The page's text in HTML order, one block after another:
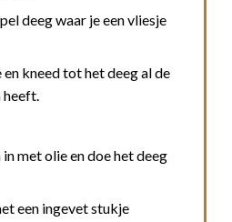
deeg waar je een vliesje
kneed tot het deeg al de
heeft.
met olie en doe het deeg
een ingevet stukje